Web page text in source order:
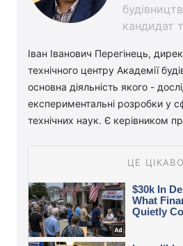
кандидат
Іван Іванович Перегінець,
технічного центру Академії
основна діяльність якого -
експериментальні розробки у
технічних наук. Є керівником